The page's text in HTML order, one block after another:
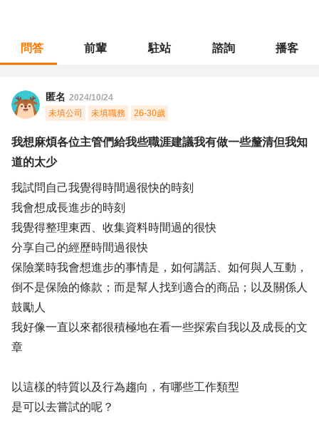
問答 前輩 駐站 諮詢 播客
匿名 2024/10/24
未填公司
未填職務 26-30歲
我想麻煩各位主管們給我些職涯建議我有做一些釐清但我知
道的太少
我試問自己我覺得時間過很快的時刻
我會想成長進步的時刻
我覺得整理東西、收集資料時間過的很快
分享自己的經歷時間過很快
保險業時我會想進步的事情是，如何講話、如何與人互動，
倒不是保險的條款；而是幫人找到適合的商品；以及關係人
鼓勵人
我好像一直以來都很積極地在看一些探索自我以及成長的文
章
以這樣的特質以及行為趨向，有哪些工作類型
是可以去嘗試的呢？